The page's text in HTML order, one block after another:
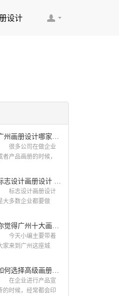
设计
广州画册设计哪家公司好？我们推荐古柏品牌设计
很多公司在做企业
者产品画册的时候，
司，这样设计出来的
册，才能让人眼前一
，才能够给公司带来
找哪家公司。 广
州画册设计哪家公司
？本地人都会选择古
品牌设计有限公司成
于2004年，是由一群
业、独特的IT精英组
标志设计画册设计 对标志设计有哪些原则呢？
标志设计画册设计
大多数企业都要做
个企业的门面形象，
画册就是作为宣传，
把企业的形象和活动更
能缺少的。标志设计
画册设计 简练、概
、完美!即要成功到几
你觉得广州十大画册设计公司的排名真的重要吗？
今天小编主要带着
家来到广州这座城
计公司是那些?古柏品
提供画册设计，宣传
设计,排版设计，画册
如何选择高级画册设计公司 怎么制作高级企业画册
在企业进行产品宣
的时候，经常都会印